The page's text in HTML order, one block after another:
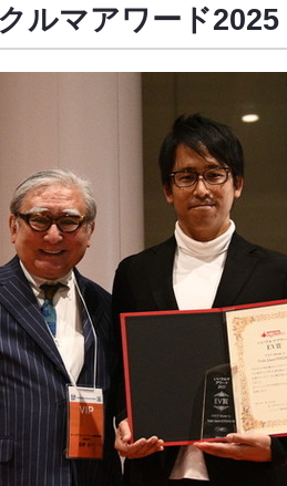
ルマアワード2025